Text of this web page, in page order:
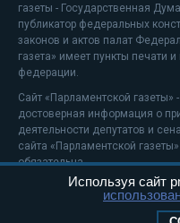
газеты - Государственная
публикатор федеральных
законов и актов палат
газета» имеет пункты печати
федерации.
Сайт «Парламентской газеты»
достоверная информация о
деятельности депутатов и
сайта «Парламентской
обязательна.
На информационном ресурсе
Положение о защите
Используя сайт